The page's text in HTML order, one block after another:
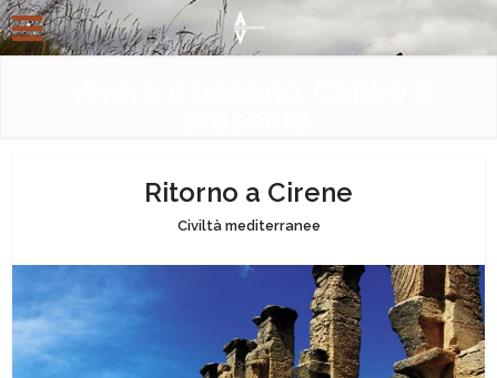
Ritorno a Cirene
Civiltà mediterranee